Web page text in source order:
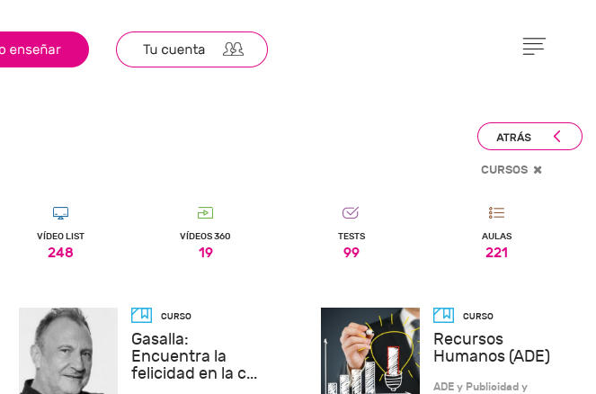
CURSOS
VÍDEO LIST
248
VÍDEOS 360
19
TESTS
99
AULAS
221
Gasalla:
Encuentra la
felicidad en la c...
Recursos
Humanos (ADE)
ADE y Publicidad y